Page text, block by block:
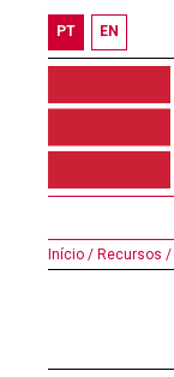
PT EN
Início / Recursos /